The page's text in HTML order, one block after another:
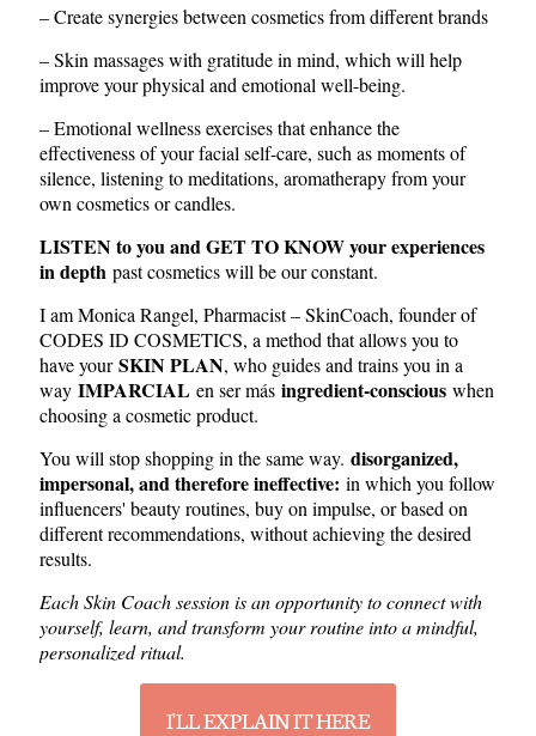
– Create synergies between cosmetics from different brands
– Skin massages with gratitude in mind, which will help
improve your physical and emotional well-being.
– Emotional wellness exercises that enhance the
effectiveness of your facial self-care, such as moments of
silence, listening to meditations, aromatherapy from your
own cosmetics or candles.
LISTEN to you and GET TO KNOW your experiences
in depth past cosmetics will be our constant.
I am Monica Rangel, Pharmacist – SkinCoach, founder of
CODES ID COSMETICS, a method that allows you to
have yourSKIN PLAN, who guides and trains you in a
way IMPARCIAL en ser más ingredient-conscious when
choosing a cosmetic product.
You will stop shopping in the same way. disorganized,
impersonal, and therefore ineffective: in which you follow
influencers' beauty routines, buy on impulse, or based on
different recommendations, without achieving the desired
results.
Each Skin Coach session is an opportunity to connect with
yourself, learn, and transform your routine into a mindful,
personalized ritual.
I'LL EXPLAIN IT HERE